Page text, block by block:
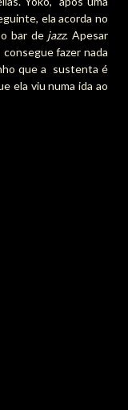
ela acorda no
bar de jazz. Apesar
fazer nada
que a sustenta é
ela viu numa ida ao